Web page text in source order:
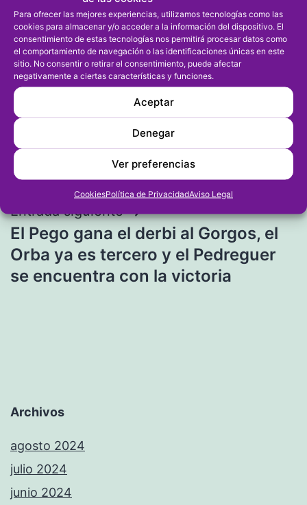
Para ofrecer las mejores experiencias, utilizamos tecnologías como las
cookies para almacenar y/o acceder a la información del dispositivo. El
consentimiento de estas tecnologías nos permitirá procesar datos como
el comportamiento de navegación o las identificaciones únicas en este
sitio. No consentir o retirar el consentimiento, puede afectar
negativamente a ciertas características y funciones.
Aceptar
Denegar
Ver preferencias
CookiesPolítica de PrivacidadAviso Legal
Navegación
de
entradas
Entrada anterior
El dianense Gerard Sastre,
subcampeón de España de
Selecciones Autonómicas con la
Valenciana
Entrada siguiente
El Pego gana el derbi al Gorgos, el
Orba ya es tercero y el Pedreguer
se encuentra con la victoria
Archivos
agosto 2024
julio 2024
junio 2024